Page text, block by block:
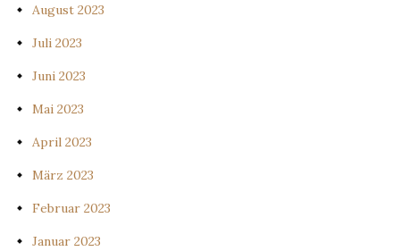
August 2023
Juli 2023
Juni 2023
Mai 2023
April 2023
März 2023
Februar 2023
Januar 2023